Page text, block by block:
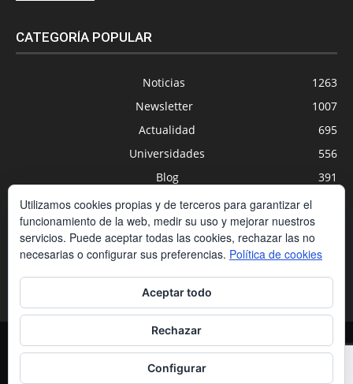
CATEGORÍA POPULAR
Noticias
1263
Newsletter
1007
Actualidad
695
Universidades
556
Blog
391
Agenda
Nuevas Tecnologías
Estudios
Política de privacidad
Aviso legal
Utilizamos cookies propias y de terceros para garantizar el
funcionamiento de la web, medir su uso y mejorar nuestros
servicios. Puede aceptar todas las cookies, rechazar las no
necesarias o configurar sus preferencias. Política de cookies
Aceptar todo
Rechazar
Configurar